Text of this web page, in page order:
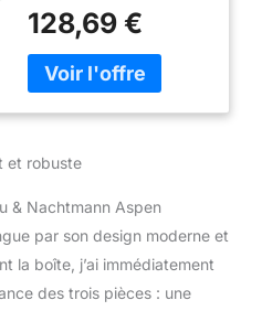
transparents Gestion
environnementale
certifié
128,69 €
et robuste
& Nachtmann Aspen
par son design moderne et
la boîte, j’ai immédiatement
des trois pièces : une